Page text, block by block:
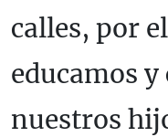
calles, por
educamos
nuestros